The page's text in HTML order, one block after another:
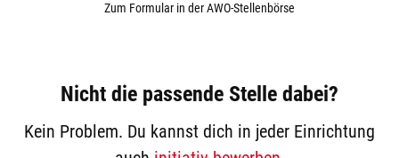
Zum Formular in der AWO-Stellenbörse
Nicht die passende Stelle dabei?
Kein Problem. Du kannst dich in jeder Einrichtung